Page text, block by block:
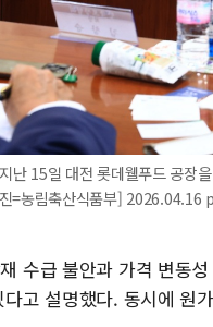
난 15일 대전 롯데웰푸드 공장
진=농림축산식품부]
수급 불안과 가격 변동
고 설명했다. 동시에 원